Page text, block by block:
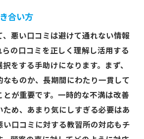
合い方
、悪い口コミは避けて通れない情報
の口コミを正しく理解し活用する
をする手助けになります。まず、
なものか、長期間にわたり一貫して
とが重要です。一時的な不満は改善
ため、あまり気にしすぎる必要はあ
い口コミに対する教習所の対応もチ